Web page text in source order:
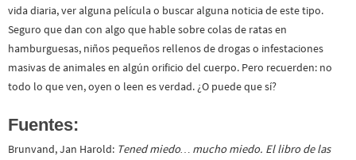
vida diaria, ver alguna película o buscar alguna noticia de este tipo.
Seguro que dan con algo que hable sobre colas de ratas en
hamburguesas, niños pequeños rellenos de drogas o infestaciones
masivas de animales en algún orificio del cuerpo. Pero recuerden: no
todo lo que ven, oyen o leen es verdad. ¿O puede que sí?
Fuentes:
Brunvand, Jan Harold: Tened miedo… mucho miedo. El libro de las